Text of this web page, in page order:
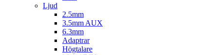
Ljud
2.5mm
3.5mm AUX
6.3mm
Adaptrar
Högtalare